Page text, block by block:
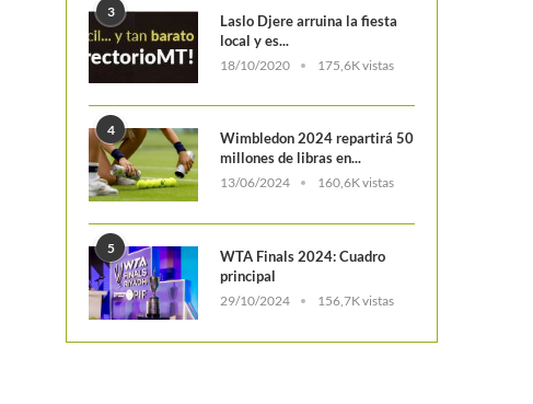
3
Laslo Djere arruina la fiesta
local y es...
18/10/2020 175,6K vistas
4
Wimbledon 2024 repartirá 50
millones de libras en...
13/06/2024 160,6K vistas
5
WTA Finals 2024: Cuadro
principal
29/10/2024 156,7K vistas